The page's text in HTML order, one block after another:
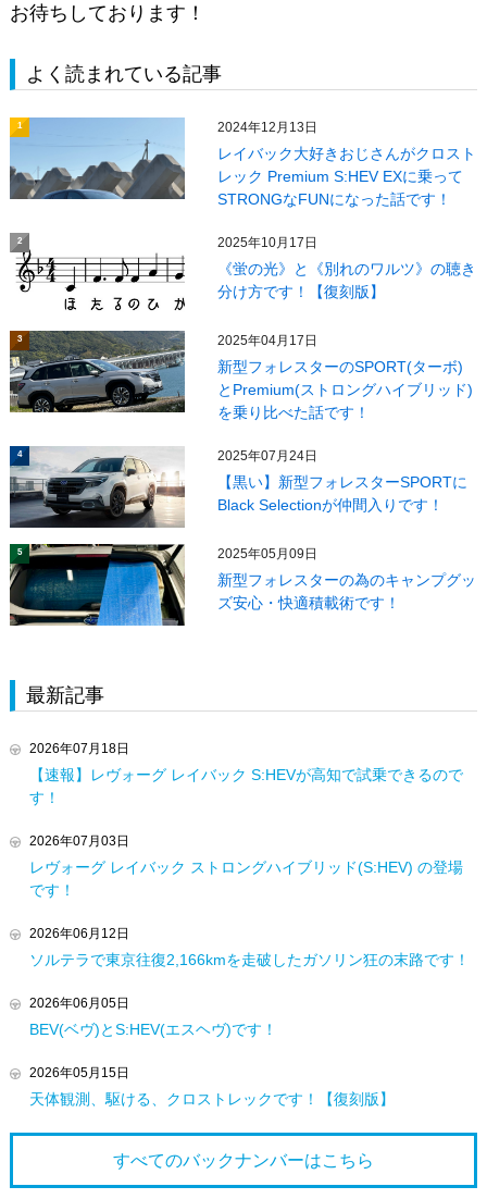
お待ちしております！
よく読まれている記事
1 2024年12月13日
レイバック大好きおじさんがクロスト
レック Premium S:HEV EXに乗って
STRONGなFUNになった話です！
2 2025年10月17日
《蛍の光》と《別れのワルツ》の聴き
分け方です！【復刻版】
3 2025年04月17日
新型フォレスターのSPORT(ターボ)
とPremium(ストロングハイブリッド)
を乗り比べた話です！
4 2025年07月24日
【黒い】新型フォレスターSPORTに
Black Selectionが仲間入りです！
5 2025年05月09日
新型フォレスターの為のキャンプグッ
ズ安心・快適積載術です！
最新記事
2026年07月18日
【速報】レヴォーグ レイバック S:HEVが高知で試乗できるので
す！
2026年07月03日
レヴォーグ レイバック ストロングハイブリッド(S:HEV) の登場
です！
2026年06月12日
ソルテラで東京往復2,166kmを走破したガソリン狂の末路です！
2026年06月05日
BEV(ベヴ)とS:HEV(エスヘヴ)です！
2026年05月15日
天体観測、駆ける、クロストレックです！【復刻版】
すべてのバックナンバーはこちら